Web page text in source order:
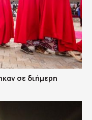
σε διήμερη